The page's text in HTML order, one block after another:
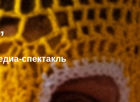
спектакль